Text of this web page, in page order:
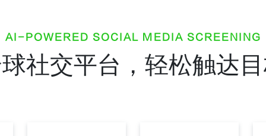
AI-POWERED SOCIAL MEDIA SCREENING
社交平台，轻松触达